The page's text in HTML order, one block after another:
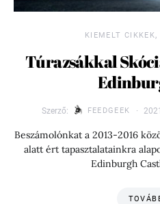
KIEMELT CIKKEK
Túrazsákkal
Szerző: FEEDGEEK
Beszámolónkat a 2013-2016
alatt ért tapasztalatainkra
Edinburgh